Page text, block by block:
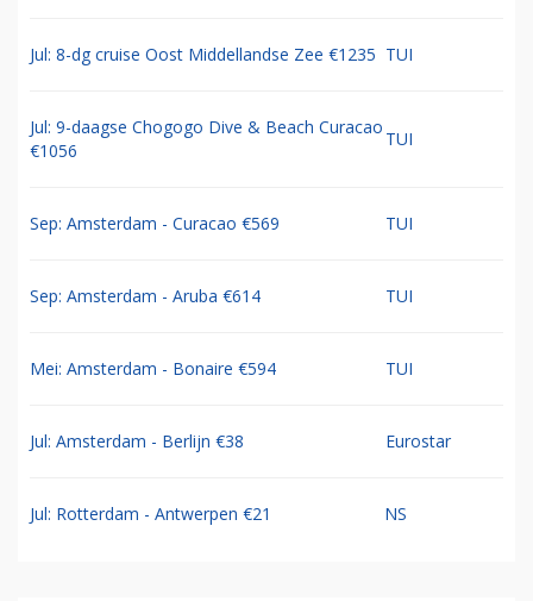
Jul: 8-dg cruise Oost Middellandse Zee €1235 TUI
Jul: 9-daagse Chogogo Dive & Beach Curacao
€1056
TUI
Sep: Amsterdam - Curacao €569 TUI
Sep: Amsterdam - Aruba €614 TUI
Mei: Amsterdam - Bonaire €594 TUI
Jul: Amsterdam - Berlijn €38 Eurostar
Jul: Rotterdam - Antwerpen €21 NS